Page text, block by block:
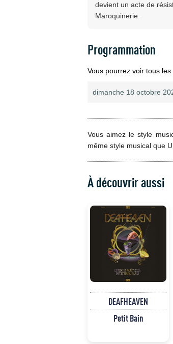
devient un acte de
Maroquinerie.
Programmation
Vous pourrez voir tous
dimanche 18 octobre
Vous aimez le style
même style musical que
À découvrir aussi
DEAFHEAVEN
Petit Bain